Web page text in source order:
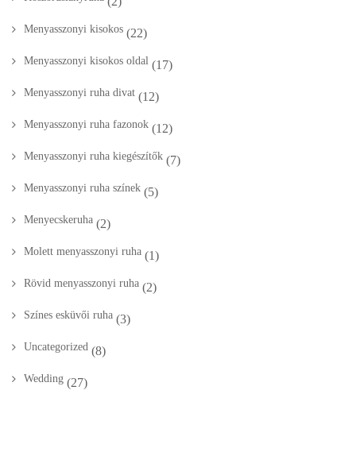
Menyasszonyi kisokos (22)
Menyasszonyi kisokos oldal (17)
Menyasszonyi ruha divat (12)
Menyasszonyi ruha fazonok (12)
Menyasszonyi ruha kiegészítők (7)
Menyasszonyi ruha színek (5)
Menyecskeruha (2)
Molett menyasszonyi ruha (1)
Rövid menyasszonyi ruha (2)
Színes esküvői ruha (3)
Uncategorized (8)
Wedding (27)